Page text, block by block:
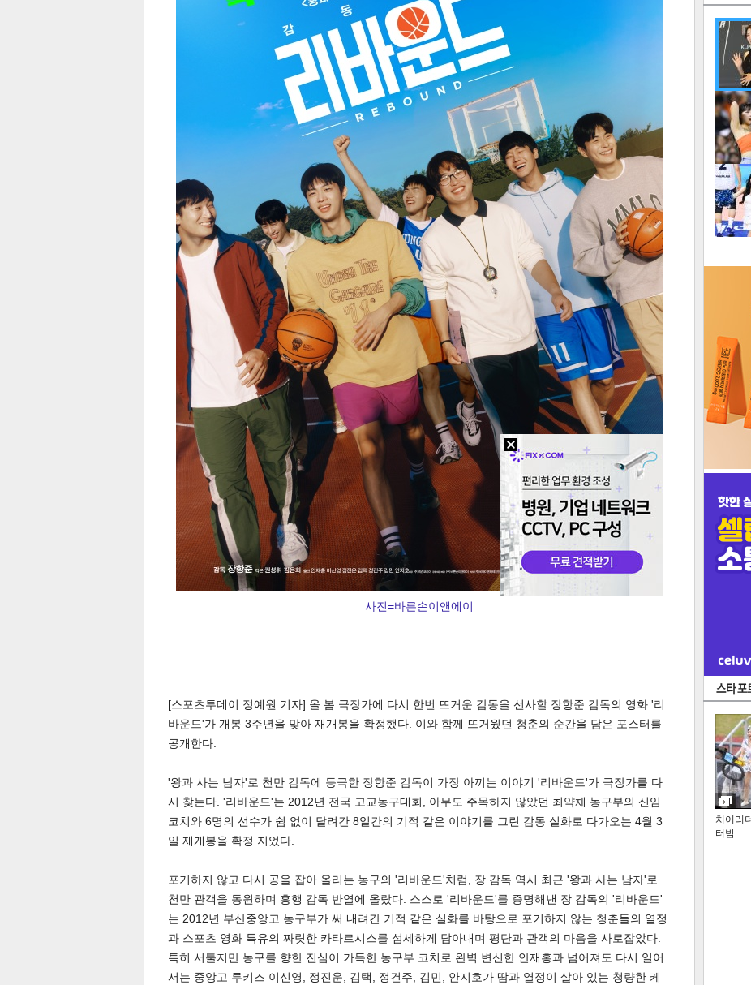
최신 뉴스 스포츠 라이프
FOCUS
페이 트위 네이
댓글 텍스 텍스 url 복 인쇄 목록
사진=바른손이앤에이
[스포츠투데이 정예원 기자] 올 봄 극장가에 다시 한번 뜨거운 감동을 선사할 장항준 감독의 영화 '리
바운드'가 개봉 3주년을 맞아 재개봉을 확정했다. 이와 함께 뜨거웠던 청춘의 순간을 담은 포스터를
공개한다.
'왕과 사는 남자'로 천만 감독에 등극한 장항준 감독이 가장 아끼는 이야기 '리바운드'가 극장가를 다
시 찾는다. '리바운드'는 2012년 전국 고교농구대회, 아무도 주목하지 않았던 최약체 농구부의 신임
코치와 6명의 선수가 쉼 없이 달려간 8일간의 기적 같은 이야기를 그린 감동 실화로 다가오는 4월 3
일 재개봉을 확정 지었다.
포기하지 않고 다시 공을 잡아 올리는 농구의 '리바운드'처럼, 장 감독 역시 최근 '왕과 사는 남자'로
천만 관객을 동원하며 흥행 감독 반열에 올랐다. 스스로 '리바운드'를 증명해낸 장 감독의 '리바운드'​
는 2012년 부산중앙고 농구부가 써 내려간 기적 같은 실화를 바탕으로 포기하지 않는 청춘들의 열정
과 스포츠 영화 특유의 짜릿한 카타르시스를 섬세하게 담아내며 평단과 관객의 마음을 사로잡았다.
특히 서툴지만 농구를 향한 진심이 가득한 농구부 코치로 완벽 변신한 안재홍과 넘어져도 다시 일어
서는 중앙고 루키즈 이신영, 정진운, 김택, 정건주, 김민, 안지호가 땀과 열정이 살아 있는 청량한 케
많이 본
연예
2
인기포
치어리
터밤